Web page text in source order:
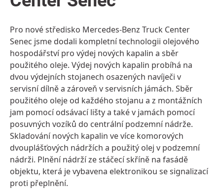
Pro nové středisko Mercedes-Benz Truck Center
Senec jsme dodali kompletní technologii olejového
hospodářství pro výdej nových kapalin a sběr
použitého oleje. Výdej nových kapalin probíhá na
dvou výdejních stojanech osazených navíječi v
servisní dílně a zároveň v servisních jámách. Sběr
použitého oleje od každého stojanu a z montážních
jam pomocí odsávací lišty a také v jamách pomocí
posuvných vozíků do centrální podzemní nádrže.
Skladování nových kapalin ve více komorových
dvouplášťových nádržích a použitý olej v podzemní
nádrži. Plnění nádrží ze stáčecí skříně na fasádě
objektu, která je vybavena elektronikou se signalizací
proti přeplnění.